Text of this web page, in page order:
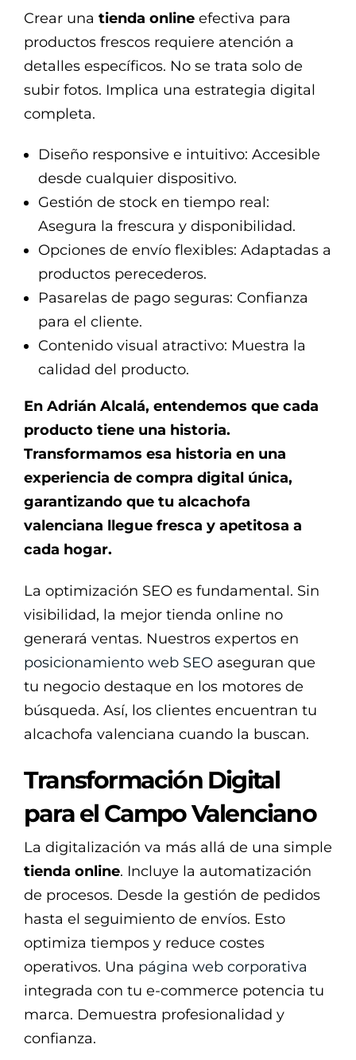
Crear una tienda online efectiva para
productos frescos requiere atención a
detalles específicos. No se trata solo de
subir fotos. Implica una estrategia digital
completa.
Diseño responsive e intuitivo: Accesible
desde cualquier dispositivo.
Gestión de stock en tiempo real:
Asegura la frescura y disponibilidad.
Opciones de envío flexibles: Adaptadas a
productos perecederos.
Pasarelas de pago seguras: Confianza
para el cliente.
Contenido visual atractivo: Muestra la
calidad del producto.
En Adrián Alcalá, entendemos que cada
producto tiene una historia.
Transformamos esa historia en una
experiencia de compra digital única,
garantizando que tu alcachofa
valenciana llegue fresca y apetitosa a
cada hogar.
La optimización SEO es fundamental. Sin
visibilidad, la mejor tienda online no
generará ventas. Nuestros expertos en
posicionamiento web SEO aseguran que
tu negocio destaque en los motores de
búsqueda. Así, los clientes encuentran tu
alcachofa valenciana cuando la buscan.
Transformación Digital
para el Campo Valenciano
La digitalización va más allá de una simple
tienda online. Incluye la automatización
de procesos. Desde la gestión de pedidos
hasta el seguimiento de envíos. Esto
optimiza tiempos y reduce costes
operativos. Una página web corporativa
integrada con tu e-commerce potencia tu
marca. Demuestra profesionalidad y
confianza.